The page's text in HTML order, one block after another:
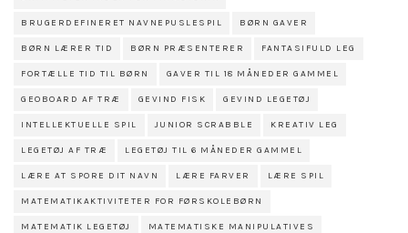
BRUGERDEFINERET NAVNEPUSLESPIL BØRN GAVER
BØRN LÆRER TID BØRN PRÆSENTERER FANTASIFULD LEG
FORTÆLLE TID TIL BØRN GAVER TIL 18 MÅNEDER GAMMEL
GEOBOARD AF TRÆ GEVIND FISK GEVIND LEGETØJ
INTELLEKTUELLE SPIL JUNIOR SCRABBLE KREATIV LEG
LEGETØJ AF TRÆ LEGETØJ TIL 6 MÅNEDER GAMMEL
LÆRE AT SPORE DIT NAVN LÆRE FARVER LÆRE SPIL
MATEMATIKAKTIVITETER FOR FØRSKOLEBØRN
MATEMATIK LEGETØJ MATEMATISKE MANIPULATIVES